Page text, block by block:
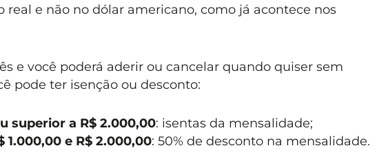
real e não no dólar americano, como já acontece nos
e você poderá aderir ou cancelar quando quiser sem
pode ter isenção ou desconto:
superior a R$ 2.000,00: isentas da mensalidade;
e R$ 2.000,00: 50% de desconto na mensalidade.